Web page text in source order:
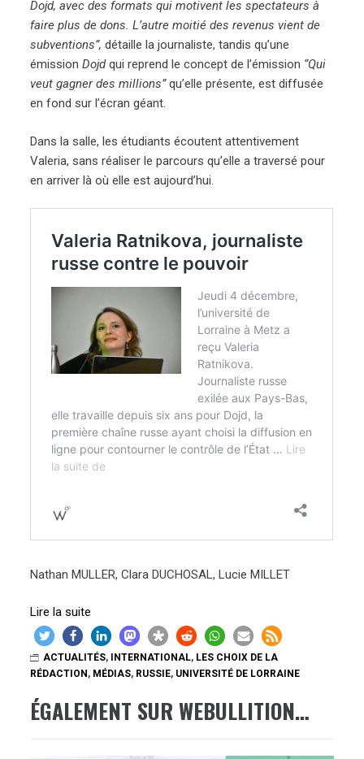
Dojd, avec des formats qui motivent les spectateurs à
faire plus de dons. L’autre moitié des revenus vient de
subventions”,détaille la journaliste, tandis qu’une
émissionDojdqui reprend le concept de l’émission “Qui
veut gagner des millions”qu’elle présente, est diffusée
en fond sur l’écran géant.
Dans la salle, les étudiants écoutent attentivement
Valeria, sans réaliser le parcours qu’elle a traversé pour
en arriver là où elle est aujourd’hui.
Nathan MULLER, Clara DUCHOSAL, Lucie MILLET
Lire la suite
Valeria
Ratnikova,
journaliste
en
ACTUALITÉS, INTERNATIONAL, LES CHOIX DE LA
RÉDACTION, MÉDIAS, RUSSIE, UNIVERSITÉ DE LORRAINE
ÉGALEMENT SUR WEBULLITION…